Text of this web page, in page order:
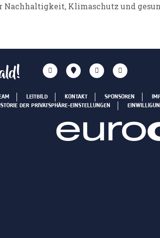
Nachhaltigkeit, Klimaschutz und
LEITBILD KONTAKT SPONSOREN
DER PRIVATSPHÄRE-EINSTELLUNGEN